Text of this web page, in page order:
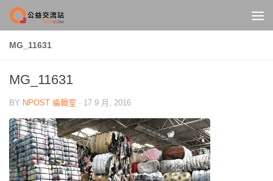
Skip to content
MG_11631
MG_11631
BY NPOST 編輯室 · 17 9 月, 2016